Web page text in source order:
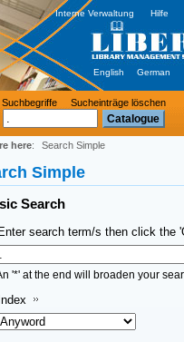
Suchbegriffe Sucheinträge löschen
Interne Verwaltung Hilfe
English German
here: Search Simple
Simple
Search
Enter search term/s then click the
Index
'*' at the end will broaden your